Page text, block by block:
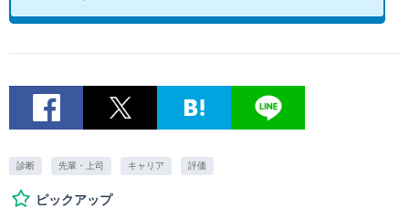
診断 先輩・上司 キャリア 評価
ピックアップ